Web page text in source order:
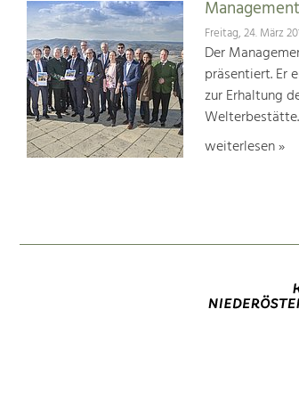
Freitag, 24. März
Der
präsentiert. Er
zur Erhaltung
Welterbestätte.
weiterlesen »